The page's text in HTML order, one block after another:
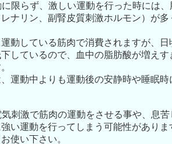
に限らず、激しい運動を行った時には
ナリン、副腎皮質刺激ホルモン）が
動している筋肉で消費されますが、
しているので、血中の脂肪酸が増え
運動中よりも運動後の安静時や睡眠
刺激で筋肉の運動をさせる事や、息
い運動を行ってしまう可能性があり
使い下さい。